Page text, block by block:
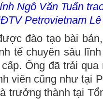
Ngô Văn Tuấn
Petrovietnam
đào tạo bài
tế chuyên sâu
Ông đã trải
viên cũng như tại
trưởng thành tại